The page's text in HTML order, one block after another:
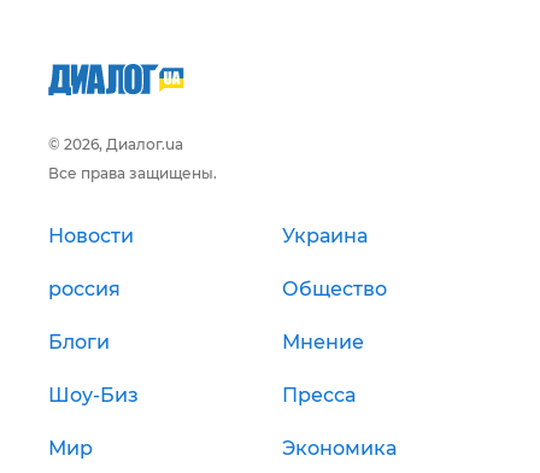
© 2026, Диалог.ua
Все права защищены.
Новости Украина
россия Общество
Блоги Мнение
Шоу-Биз Пресса
Мир Экономика